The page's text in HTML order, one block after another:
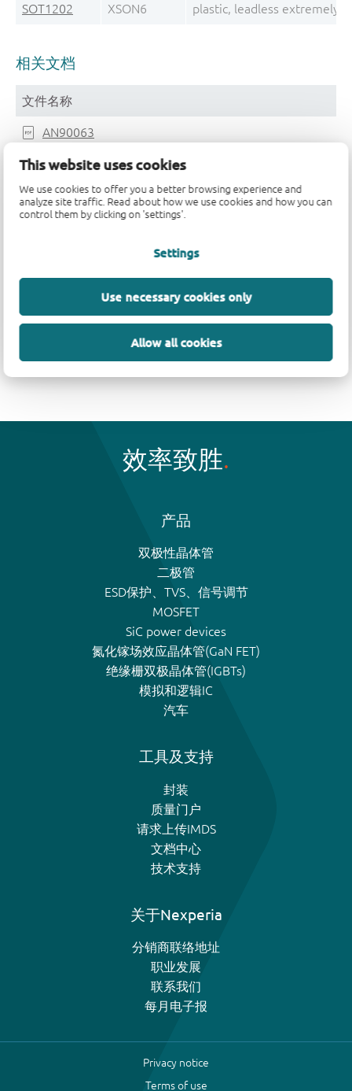
This website uses cookies
We use cookies to offer you a better browsing experience and
analyze site traffic. Read about how we use cookies and how you can
control them by clicking on 'settings'.
Settings
Use necessary cookies only
Allow all cookies
SOT1202 XSON6 plastic, leadless extremely
相关文档
文件名称
AN90063
SOT1202
SOT1202_132
效率致胜
产品
双极性晶体管
二极管
ESD保护、TVS、信号调节
MOSFET
SiC power devices
氮化镓场效应晶体管(GaN FET)
绝缘栅双极晶体管(IGBTs)
模拟和逻辑IC
汽车
工具及支持
封装
质量门户
请求上传IMDS
文档中心
技术支持
关于Nexperia
分销商联络地址
职业发展
联系我们
每月电子报
Privacy notice
Terms of use